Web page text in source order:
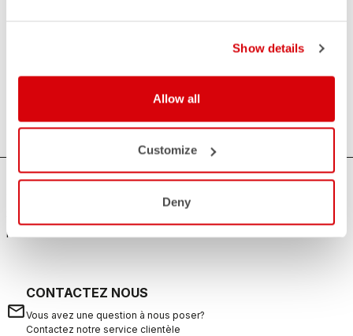
Show details
Allow all
Customize
Deny
pied, nos maillots et nos tops de triathlon pour hommes
sont la solution idéale. Ils offrent une excellente respirabilité,
une aérodynamique optimale et sont adaptés à toutes les
AVEZ-VOUS BESOIN D'AIDE ?
pas,
email
CONTACTEZ NOUS
Vous avez une question à nous poser?
Contactez notre service clientèle